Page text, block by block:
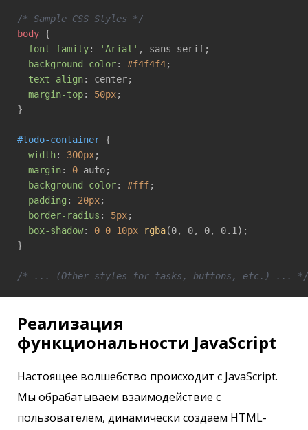
/* Sample CSS Styles */
body {
font-family: 'Arial' , sans-serif;
background-color: #f4f4f4;
text-align: center;
margin-top: 50px;
}
#todo-container {
width: 300px;
margin: 0 auto;
background-color: #fff;
padding : 20px;
border-radius : 5px;
box-shadow: 0 0 10px rgba(0, 0, 0, 0.1);
}
/* ... (Other styles for tasks, buttons, etc.) ... */
Реализация
функциональности JavaScript
Настоящее волшебство происходит с JavaScript.
Мы обрабатываем взаимодействие с
пользователем, динамически создаем HTML-